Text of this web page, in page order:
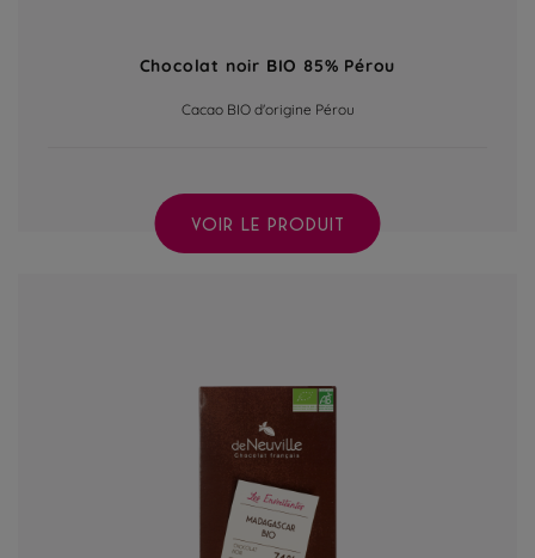
Chocolat noir BIO 85% Pérou
Cacao BIO d'origine Pérou
VOIR LE PRODUIT